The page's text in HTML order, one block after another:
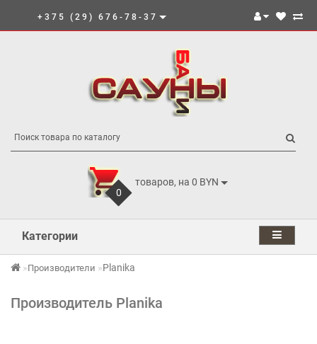
+375 (29) 676-78-37
0
товаров, на 0 BYN
Категории
Производители Planika
Производитель Planika